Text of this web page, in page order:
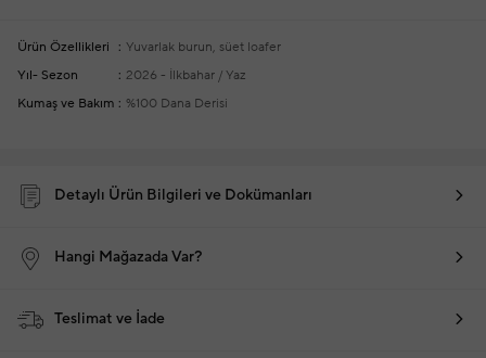
Ürün Özellikleri
Yuvarlak burun, süet loafer
Yıl- Sezon
2026 - İlkbahar / Yaz
Kumaş ve Bakım
%100 Dana Derisi
Detaylı Ürün Bilgileri ve Dokümanları
Hangi Mağazada Var?
Teslimat ve İade